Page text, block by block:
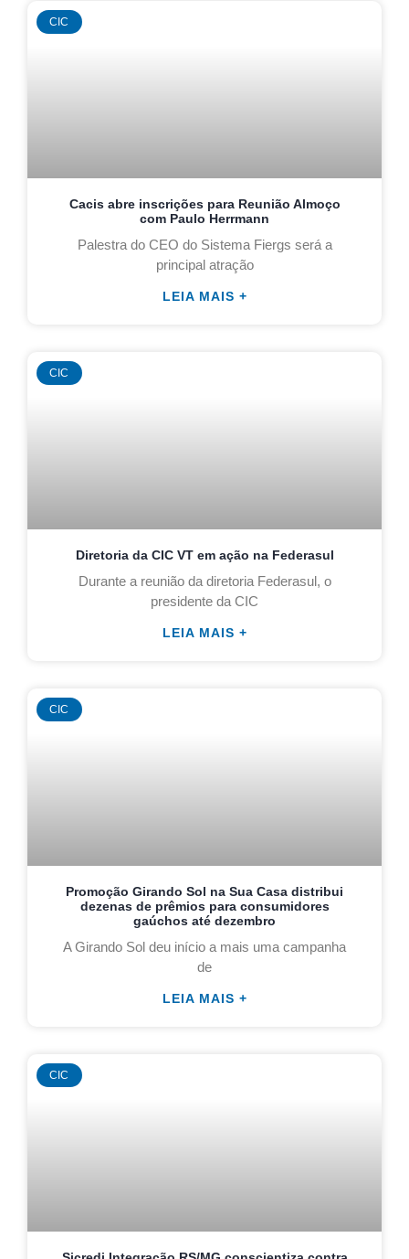
CIC
Cacis abre inscrições para Reunião Almoço
com Paulo Herrmann
Palestra do CEO do Sistema Fiergs será a
principal atração
LEIA MAIS +
CIC
Diretoria da CIC VT em ação na Federasul
Durante a reunião da diretoria Federasul, o
presidente da CIC
LEIA MAIS +
CIC
Promoção Girando Sol na Sua Casa distribui
dezenas de prêmios para consumidores
gaúchos até dezembro
A Girando Sol deu início a mais uma campanha
de
LEIA MAIS +
CIC